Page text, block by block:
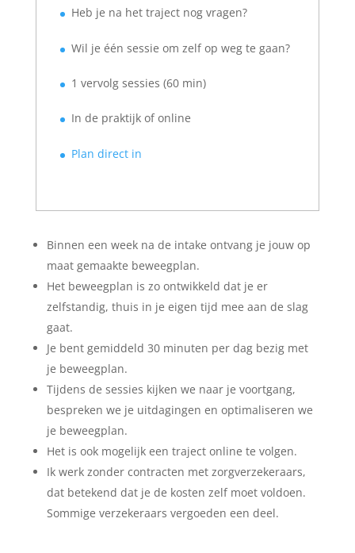
Heb je na het traject nog vragen?
Wil je één sessie om zelf op weg te gaan?
1 vervolg sessies (60 min)
In de praktijk of online
Plan direct in
Binnen een week na de intake ontvang je jouw op
maat gemaakte beweegplan.
Het beweegplan is zo ontwikkeld dat je er
zelfstandig, thuis in je eigen tijd mee aan de slag
gaat.
Je bent gemiddeld 30 minuten per dag bezig met
je beweegplan.
Tijdens de sessies kijken we naar je voortgang,
bespreken we je uitdagingen en optimaliseren we
je beweegplan.
Het is ook mogelijk een traject online te volgen.
Ik werk zonder contracten met zorgverzekeraars,
dat betekend dat je de kosten zelf moet voldoen.
Sommige verzekeraars vergoeden een deel.